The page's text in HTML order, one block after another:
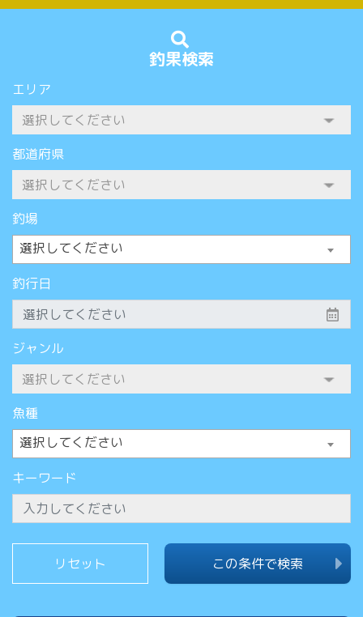
釣果検索
エリア
都道府県
釣場
選択してください
釣行日
ジャンル
魚種
選択してください
キーワード
この条件で検索